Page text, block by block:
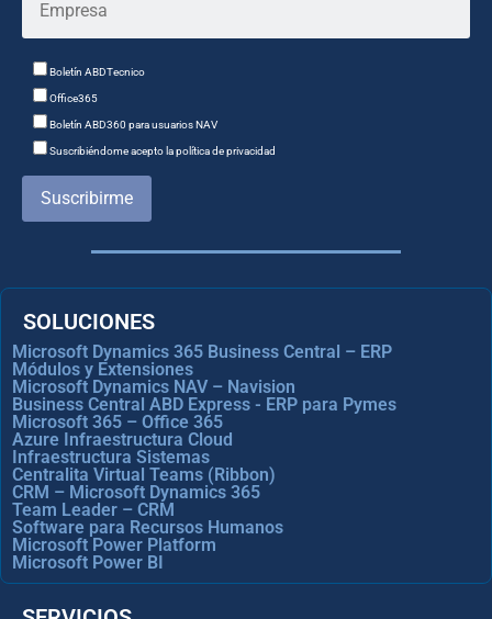
Boletín ABDTecnico
Office365
Boletín ABD360 para usuarios NAV
Suscribiéndome acepto la política de privacidad
Suscribirme
SOLUCIONES
Microsoft Dynamics 365 Business Central – ERP
Módulos y Extensiones
Microsoft Dynamics NAV – Navision
Business Central ABD Express - ERP para Pymes
Microsoft 365 – Office 365
Azure Infraestructura Cloud
Infraestructura Sistemas
Centralita Virtual Teams (Ribbon)
CRM – Microsoft Dynamics 365
Team Leader – CRM
Software para Recursos Humanos
Microsoft Power Platform
Microsoft Power BI